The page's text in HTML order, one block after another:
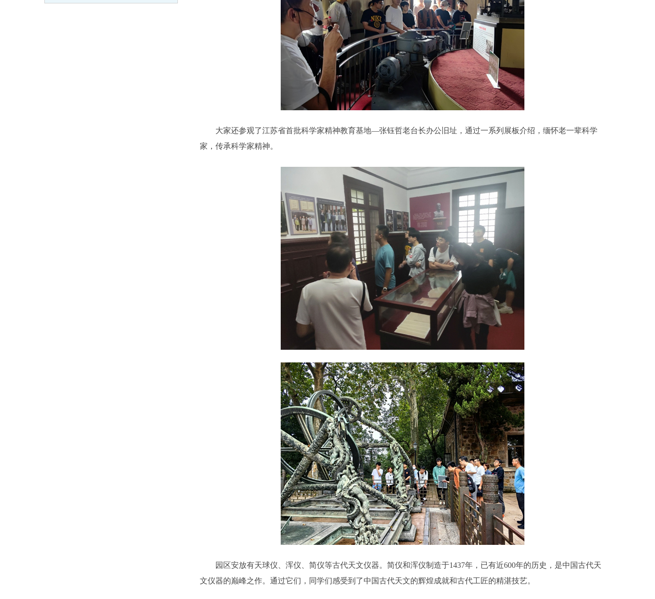
大家还参观了江苏省首批科学家精神教育基地—张钰哲老台长办公旧址，通过一系列展板介绍，缅怀老一辈科学
家，传承科学家精神。
园区安放有天球仪、浑仪、简仪等古代天文仪器。简仪和浑仪制造于1437年，已有近600年的历史，是中国古代天
文仪器的巅峰之作。通过它们，同学们感受到了中国古代天文的辉煌成就和古代工匠的精湛技艺。